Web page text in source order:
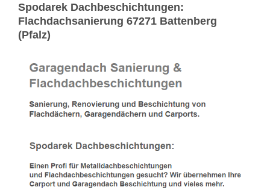
Spodarek Dachbeschichtungen:
Flachdachsanierung 67271 Battenberg
(Pfalz)